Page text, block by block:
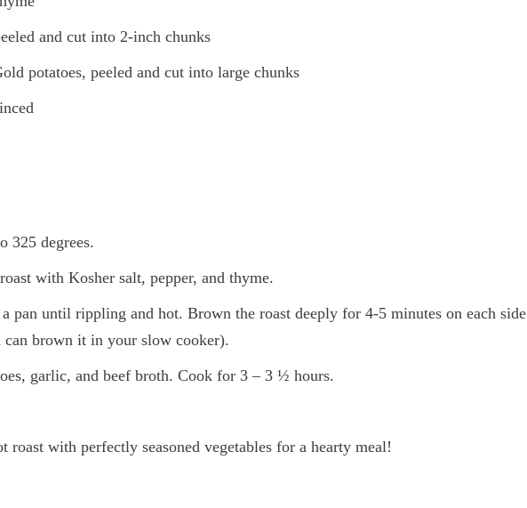
and cut into 2-inch chunks
potatoes, peeled and cut into large chunks
325 degrees.
with Kosher salt, pepper, and thyme.
pan until rippling and hot. Brown the roast deeply for 4-5 minutes on each side
brown it in your slow cooker).
garlic, and beef broth. Cook for 3 – 3 ½ hours.
roast with perfectly seasoned vegetables for a hearty meal!